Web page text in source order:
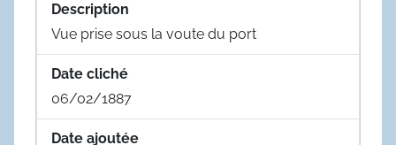
Description
Vue prise sous la voute du port
Date cliché
06/02/1887
Date ajoutée